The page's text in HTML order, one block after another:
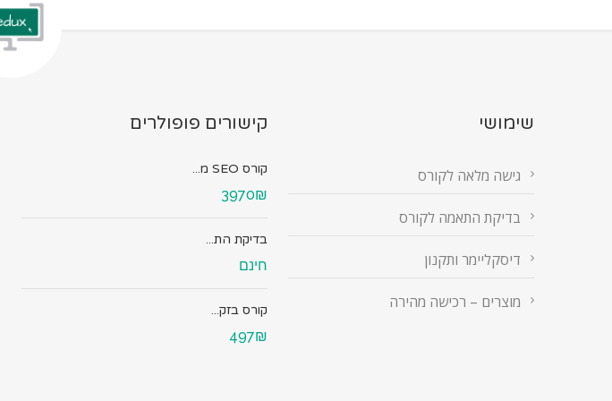
שימושי
גישה מלאה לקורס
בדיקת התאמה לקורס
דיסקליימר ותקנון
מוצרים – רכישה מהירה
קישורים פופולרים
קורס SEO מ...
3970₪
בדיקת הת...
חינם
קורס בזק...
497₪